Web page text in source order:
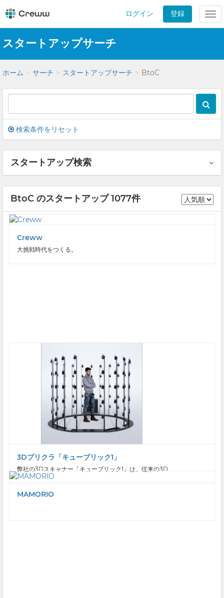
ログイン 登録
スタートアップサーチ
ホーム サーチ スタートアップサーチ BtoC
検索条件をリセット
スタートアップ検索
BtoC のスタートアップ 1077件
Creww
大挑戦時代をつくる。
3Dプリクラ「キューブリック1」
弊社の3Dスキャナー「キューブリック1」は、従来の3D...
MAMORIO